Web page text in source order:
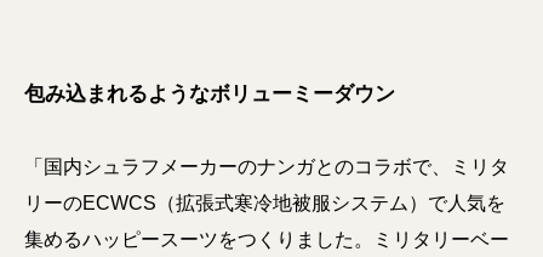
包み込まれるようなボリューミーダウン
「国内シュラフメーカーのナンガとのコラボで、ミリタ
リーのECWCS（拡張式寒冷地被服システム）で人気を
集めるハッピースーツをつくりました。ミリタリーベー